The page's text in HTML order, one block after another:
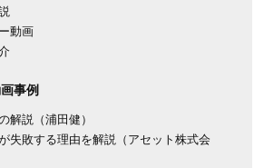
動画
事例
解説（浦田健）
失敗する理由を解説（アセット株式会